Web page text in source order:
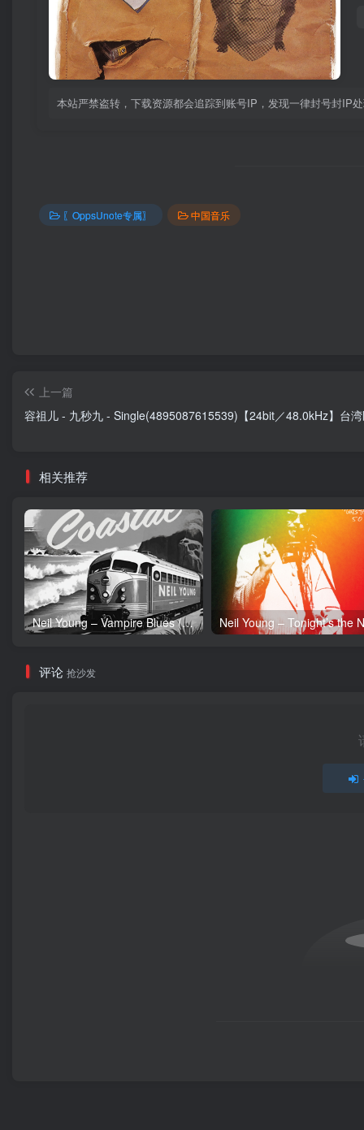
本站严禁盗转，下载资源都会追踪到账号IP，发现一律封号封IP
〖OppsUnote专属〗 中国音乐
上一篇
容祖儿 - 九秒九 - Single(4895087615539)【24bit／48.0kHz】台
相关推荐
Neil Young – Vampire Blues (Live) – Single(054391239303)【24bit／96.0kHz】土耳其区
评论 抢沙发